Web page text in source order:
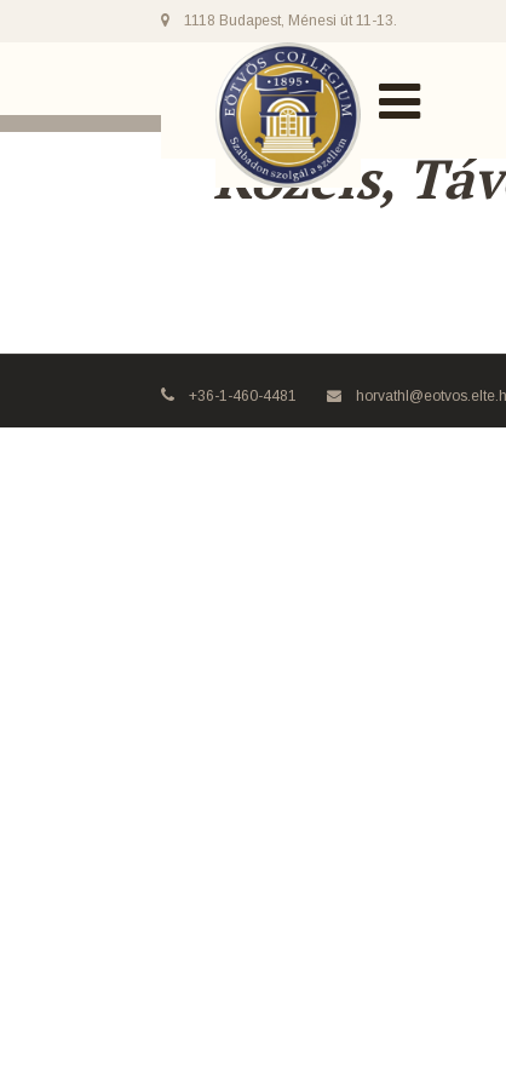
1118 Budapest, Ménesi út 11-13.
Közels,
+36-1-460-4481